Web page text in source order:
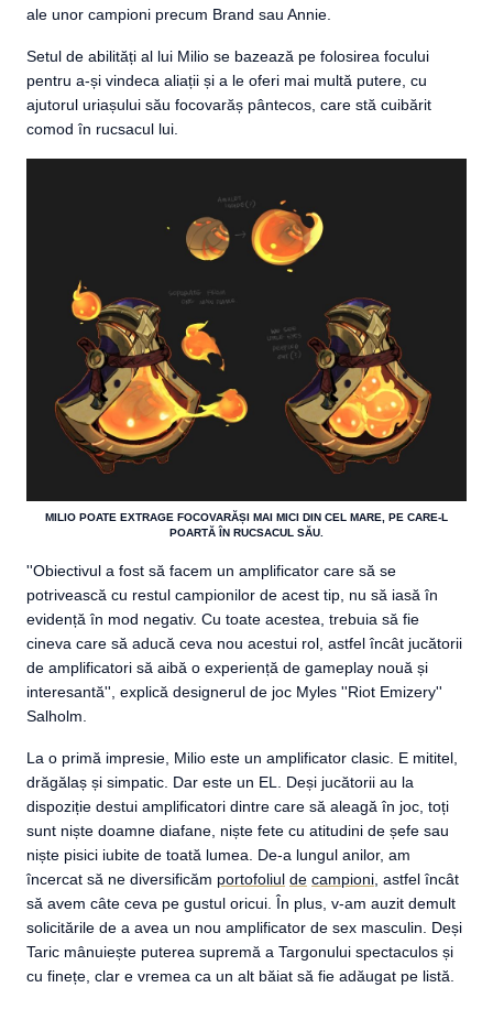
ale unor campioni precum Brand sau Annie.
Setul de abilități al lui Milio se bazează pe folosirea focului
pentru a-și vindeca aliații și a le oferi mai multă putere, cu
ajutorul uriașului său focovarăș pântecos, care stă cuibărit
comod în rucsacul lui.
MILIO POATE EXTRAGE FOCOVARĂȘI MAI MICI DIN CEL MARE, PE CARE-L
POARTĂ ÎN RUCSACUL SĂU.
''Obiectivul a fost să facem un amplificator care să se
potrivească cu restul campionilor de acest tip, nu să iasă în
evidență în mod negativ. Cu toate acestea, trebuia să fie
cineva care să aducă ceva nou acestui rol, astfel încât jucătorii
de amplificatori să aibă o experiență de gameplay nouă și
interesantă'', explică designerul de joc Myles ''Riot Emizery''
Salholm.
La o primă impresie, Milio este un amplificator clasic. E mititel,
drăgălaș și simpatic. Dar este un EL. Deși jucătorii au la
dispoziție destui amplificatori dintre care să aleagă în joc, toți
sunt niște doamne diafane, niște fete cu atitudini de șefe sau
niște pisici iubite de toată lumea. De-a lungul anilor, am
încercat să ne diversificăm portofoliul de campioni , astfel încât
să avem câte ceva pe gustul oricui. În plus, v-am auzit demult
solicitările de a avea un nou amplificator de sex masculin. Deși
Taric mânuiește puterea supremă a Targonului spectaculos și
cu finețe, clar e vremea ca un alt băiat să fie adăugat pe listă.